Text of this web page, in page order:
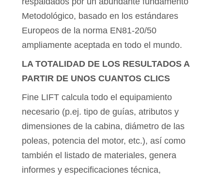
Metodológico, basado en los estándares
Europeos de la norma EN81-20/50
ampliamente aceptada en todo el mundo.
LA TOTALIDAD DE LOS RESULTADOS A
PARTIR DE UNOS CUANTOS CLICS
Fine LIFT calcula todo el equipamiento
necesario (p.ej. tipo de guías, atributos y
dimensiones de la cabina, diámetro de las
poleas, potencia del motor, etc.), así como
también el listado de materiales, genera
informes y especificaciones técnica,